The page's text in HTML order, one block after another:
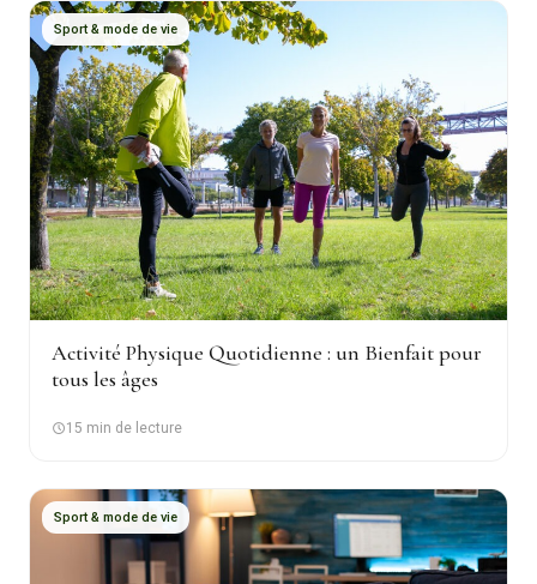
Sport & mode de vie
Activité Physique Quotidienne : un Bienfait pour
tous les âges
15 min de lecture
Sport & mode de vie